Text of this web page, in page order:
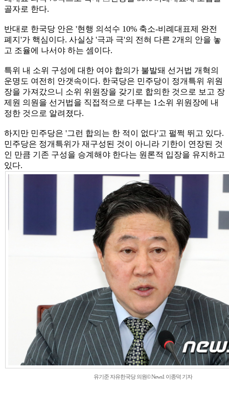
골자로 한다.
반대로 한국당 안은 '현행 의석수 10% 축소-비례대표제 완전
폐지'가 핵심이다. 사실상 '극과 극'의 전혀 다른 2개의 안을 놓
고 조율에 나서야 하는 셈이다.
특위 내 소위 구성에 대한 여야 합의가 불발돼 선거법 개혁의
운명도 여전히 안갯속이다. 한국당은 민주당이 정개특위 위원
장을 가져갔으니 소위 위원장을 갖기로 합의한 것으로 보고 장
제원 의원을 선거법을 직접적으로 다루는 1소위 위원장에 내
정한 것으로 알려졌다.
하지만 민주당은 '그런 합의는 한 적이 없다'고 펄쩍 뛰고 있다.
민주당은 정개특위가 재구성된 것이 아니라 기한이 연장된 것
인 만큼 기존 구성을 승계해야 한다는 원론적 입장을 유지하고
있다.
유기준 자유한국당 의원© News1 이종덕 기자